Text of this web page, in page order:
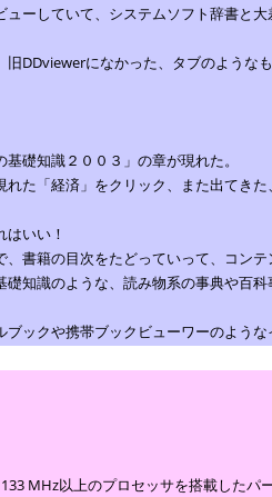
ューしていて、システムソフト辞書と
旧DDviewerになかった、タブのような
基礎知識２００３」の章が現れた。
れた「経済」をクリック、また出てきた
はいい！
、書籍の目次をたどっていって、コンテ
礎知識のような、読み物系の事典や百
ブックや携帯ブックビューワーのよう
MHz以上のプロセッサを搭載したパ